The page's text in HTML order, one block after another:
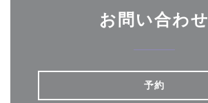
お問い合わせ
予約